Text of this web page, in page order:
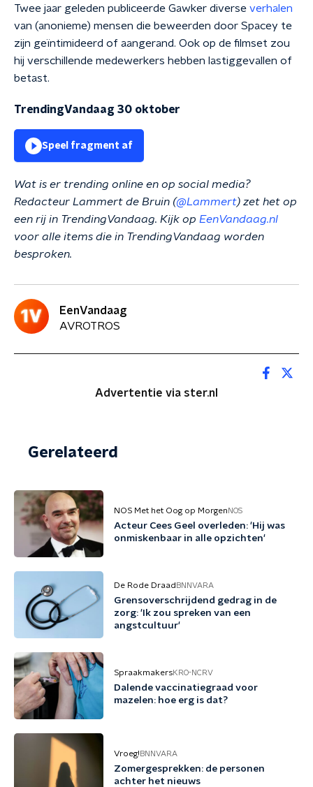
Twee jaar geleden publiceerde Gawker diverse verhalen
van (anonieme) mensen die beweerden door Spacey te
zijn geïntimideerd of aangerand. Ook op de filmset zou
hij verschillende medewerkers hebben lastiggevallen of
betast.
TrendingVandaag 30 oktober
Speel fragment af
Wat is er trending online en op social media?
Redacteur Lammert de Bruin (@Lammert) zet het op
een rij in TrendingVandaag. Kijk op EenVandaag.nl
voor alle items die in TrendingVandaag worden
besproken.
EenVandaag
AVROTROS
Advertentie via ster.nl
Gerelateerd
NOS Met het Oog op Morgen NOS
Acteur Cees Geel overleden: 'Hij was
onmiskenbaar in alle opzichten'
De Rode Draad BNNVARA
Grensoverschrijdend gedrag in de
zorg: 'Ik zou spreken van een
angstcultuur'
SpraakmakersKRO-NCRV
Dalende vaccinatiegraad voor
mazelen: hoe erg is dat?
Vroeg! BNNVARA
Zomergesprekken: de personen
achter het nieuws